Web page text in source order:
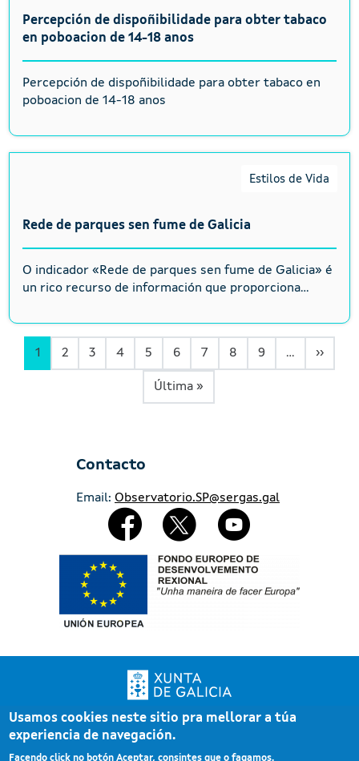
Percepción de dispoñibilidade para obter tabaco
en poboacion de 14-18 anos
Percepción de dispoñibilidade para obter tabaco en
poboacion de 14-18 anos
Estilos de Vida
Rede de parques sen fume de Galicia
O indicador «Rede de parques sen fume de Galicia» é
un rico recurso de información que proporciona...
1 2 3 4 5 6 7 8 9 … ››
Última »
Contacto
Email: Observatorio.SP@sergas.gal
Redes Sociales
Xunta de Galicia. Información mantida e publicada pola Xunta de Galicia
Pé Atención á cidadanía
Usamos cookies neste sitio pra mellorar a túa
experiencia de navegación.
Facendo click no botón Aceptar, consintes que o fagamos.